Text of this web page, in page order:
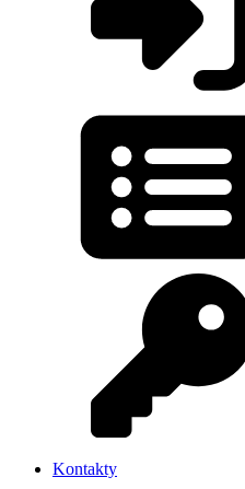
Kontakty